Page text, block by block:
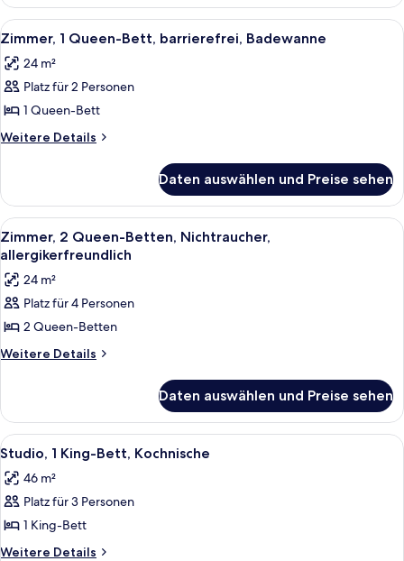
Queen-
Bett,
Alle
Fotos
für
Zimmer,
1
Queen-
Badewanne
anzeigen
Ein Hotelzimmer mit einem großen
6
Zimmer, 1 Queen-Bett, barrierefrei, Badewanne
24 m²
Platz für 2 Personen
1 Queen-Bett
Weitere Details
Weitere
1
Queen-
Bett,
barrierefrei,
Badewanne
Daten auswählen und Preise sehen
Alle
Fotos
für
Zimmer,
2 Queen-
Betten,
Nichtraucher,
Ein modernes Zimmer mit großem
8
Zimmer, 2 Queen-Betten, Nichtraucher,
allergikerfreundlich
24 m²
Platz für 4 Personen
2 Queen-Betten
Weitere Details
Weitere
2 Queen-
Betten,
Nichtraucher,
allergikerfreundlich
Daten auswählen und Preise sehen
Alle
Fotos
für
Studio,
1 King-
Bett,
Ein Hotelzimmer mit Bett,
7
Studio, 1 King-Bett, Kochnische
46 m²
Platz für 3 Personen
1 King-Bett
Weitere Details
Weitere